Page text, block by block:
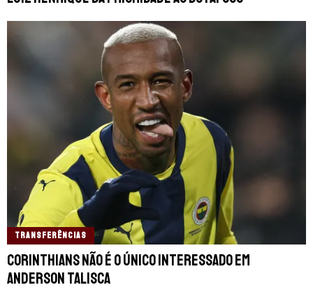
TRANSFERÊNCIAS
Corinthians não é o único interessado em
Anderson Talisca